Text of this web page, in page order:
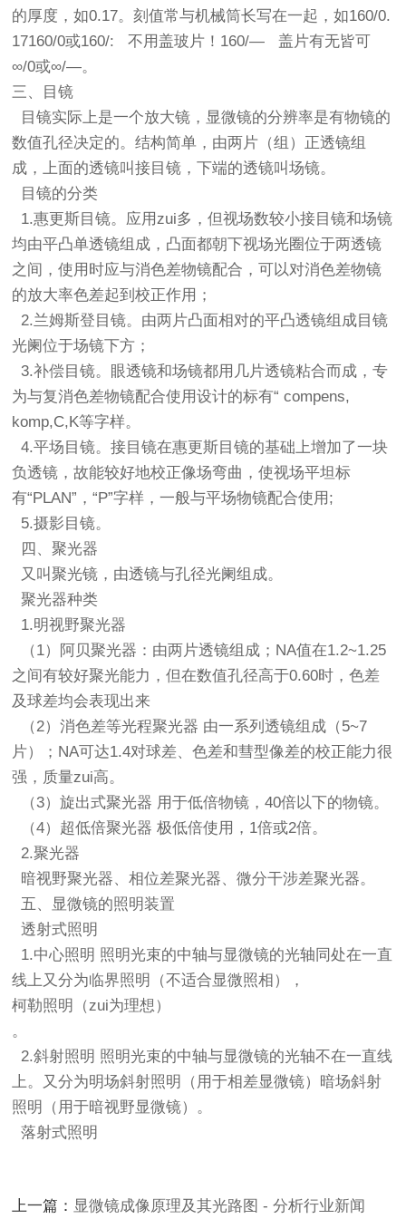
的厚度，如0.17。刻值常与机械筒长写在一起，如160/0.
17160/0或160/: 不用盖玻片！160/— 盖片有无皆可
∞/0或∞/—。
三、目镜
目镜实际上是一个放大镜，显微镜的分辨率是有物镜的
数值孔径决定的。结构简单，由两片（组）正透镜组
成，上面的透镜叫接目镜，下端的透镜叫场镜。
目镜的分类
1.惠更斯目镜。应用zui多，但视场数较小接目镜和场镜
均由平凸单透镜组成，凸面都朝下视场光圈位于两透镜
之间，使用时应与消色差物镜配合，可以对消色差物镜
的放大率色差起到校正作用；
2.兰姆斯登目镜。由两片凸面相对的平凸透镜组成目镜
光阑位于场镜下方；
3.补偿目镜。眼透镜和场镜都用几片透镜粘合而成，专
为与复消色差物镜配合使用设计的标有“ compens,
komp,C,K等字样。
4.平场目镜。接目镜在惠更斯目镜的基础上增加了一块
负透镜，故能较好地校正像场弯曲，使视场平坦标
有“PLAN”，“P”字样，一般与平场物镜配合使用;
5.摄影目镜。
四、聚光器
又叫聚光镜，由透镜与孔径光阑组成。
聚光器种类
1.明视野聚光器
（1）阿贝聚光器：由两片透镜组成；NA值在1.2~1.25
之间有较好聚光能力，但在数值孔径高于0.60时，色差
及球差均会表现出来
（2）消色差等光程聚光器 由一系列透镜组成（5~7
片）；NA可达1.4对球差、色差和彗型像差的校正能力很
强，质量zui高。
（3）旋出式聚光器 用于低倍物镜，40倍以下的物镜。
（4）超低倍聚光器 极低倍使用，1倍或2倍。
2.聚光器
暗视野聚光器、相位差聚光器、微分干涉差聚光器。
五、显微镜的照明装置
透射式照明
1.中心照明 照明光束的中轴与显微镜的光轴同处在一直
线上又分为临界照明（不适合显微照相），
柯勒照明（zui为理想）
。
2.斜射照明 照明光束的中轴与显微镜的光轴不在一直线
上。又分为明场斜射照明（用于相差显微镜）暗场斜射
照明（用于暗视野显微镜）。
落射式照明
上一篇： 显微镜成像原理及其光路图 - 分析行业新闻